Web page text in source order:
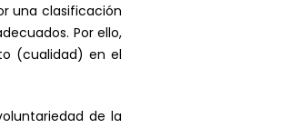
una clasificación
Por ello,
(cualidad) en el
de la